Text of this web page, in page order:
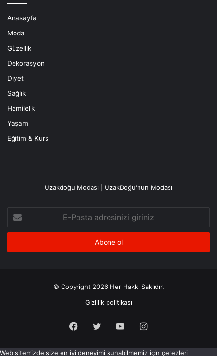
Anasayfa
Moda
Güzellik
Dekorasyon
Diyet
Sağlık
Hamilelik
Yaşam
Eğitim & Kurs
Uzakdoğu Modası | UzakDoğu'nun Modası
Posta
adresinizi
© Copyright 2026 Her Hakkı Saklıdır.
Gizlilik politikası
Facebook
X YouTubeInstagram
Web sitemizde size en iyi deneyimi sunabilmemiz için çerezleri